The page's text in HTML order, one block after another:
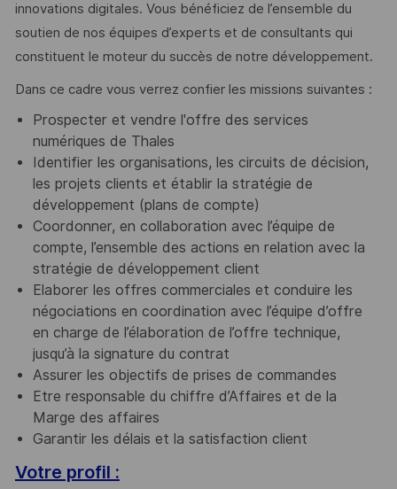
innovations digitales. Vous bénéficiez de l’ensemble du
soutien de nos équipes d’experts et de consultants qui
constituent le moteur du succès de notre développement.
Dans ce cadre vous verrez confier les missions suivantes :
Prospecter et vendre l'offre des services
numériques de Thales
Identifier les organisations, les circuits de décision,
les projets clients et établir la stratégie de
développement (plans de compte)
Coordonner, en collaboration avec l’équipe de
compte, l’ensemble des actions en relation avec la
stratégie de développement client
Elaborer les offres commerciales et conduire les
négociations en coordination avec l’équipe d’offre
en charge de l’élaboration de l’offre technique,
jusqu’à la signature du contrat
Assurer les objectifs de prises de commandes
Etre responsable du chiffre d’Affaires et de la
Marge des affaires
Garantir les délais et la satisfaction client
Votre profil :